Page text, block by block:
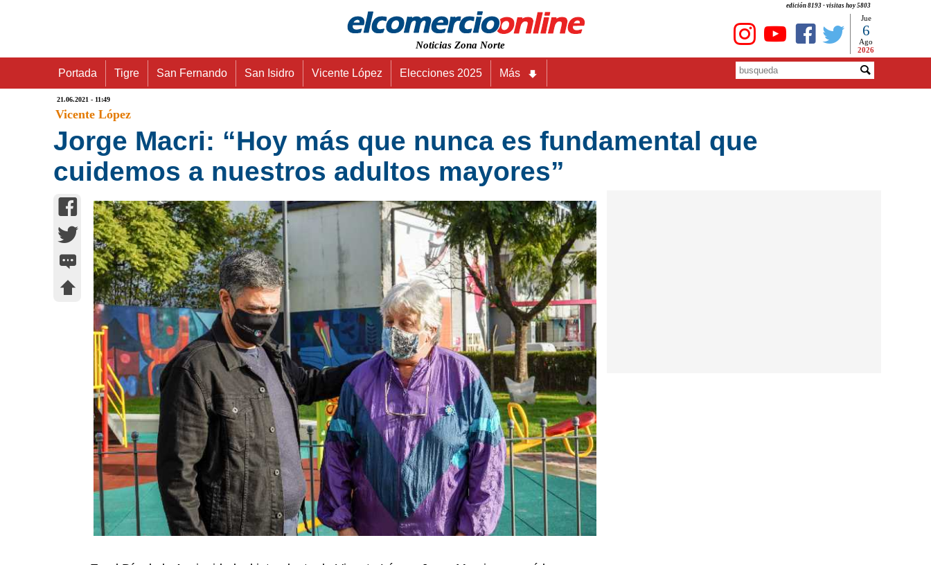
edición 8193 - visitas hoy 5803
Noticias Zona Norte
Jue
6
Ago
2026
Portada Tigre San Fernando San Isidro Vicente López Elecciones 2025 Más
21.06.2021 - 11:49
Vicente López
Jorge Macri: “Hoy más que nunca es fundamental que
cuidemos a nuestros adultos mayores”